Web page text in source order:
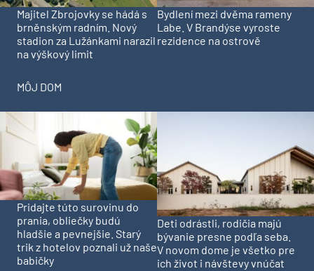
Majitel Zbrojovky se hádá s
brněnským radním. Nový
stadion za Lužánkami narazil
na výškový limit
Bydlení mezi dvěma rameny
Labe. V Brandýse vyroste
rezidence na ostrově
MÔJ DOM
Pridajte túto surovinu do
prania, obliečky budú
hladšie a pevnejšie. Starý
trik z hotelov poznali už naše
babičky
Deti odrástli, rodičia majú
bývanie presne podľa seba.
V novom dome je všetko pre
ich život i návštevy vnúčat